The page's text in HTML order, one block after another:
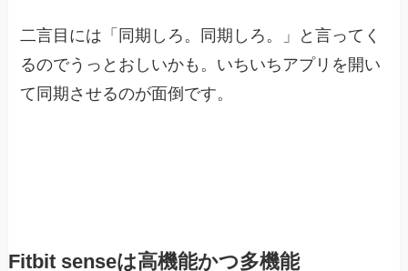
二言目には「同期しろ。同期しろ。」と言ってく
るのでうっとおしいかも。いちいちアプリを開い
て同期させるのが面倒です。
Fitbit senseは高機能かつ多機能